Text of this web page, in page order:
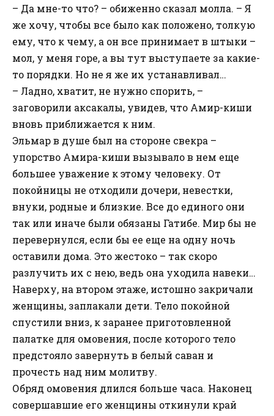
– Да мне-то что? – обиженно сказал молла. – Я
же хочу, чтобы все было как положено, толкую
ему, что к чему, а он все принимает в штыки –
мол, у меня горе, а вы тут выступаете за какие-
то порядки. Но не я же их устанавливал…
– Ладно, хватит, не нужно спорить, –
заговорили аксакалы, увидев, что Амир-киши
вновь приближается к ним.
Эльмар в душе был на стороне свекра –
упорство Амира-киши вызывало в нем еще
большее уважение к этому человеку. От
покойницы не отходили дочери, невестки,
внуки, родные и близкие. Все до единого они
так или иначе были обязаны Гатибе. Мир бы не
перевернулся, если бы ее еще на одну ночь
оставили дома. Это жестоко – так скоро
разлучить их с нею, ведь она уходила навеки…
Наверху, на втором этаже, истошно закричали
женщины, заплакали дети. Тело покойной
спустили вниз, к заранее приготовленной
палатке для омовения, после которого тело
предстояло завернуть в белый саван и
прочесть над ним молитву.
Обряд омовения длился больше часа. Наконец
совершавшие его женщины откинули край